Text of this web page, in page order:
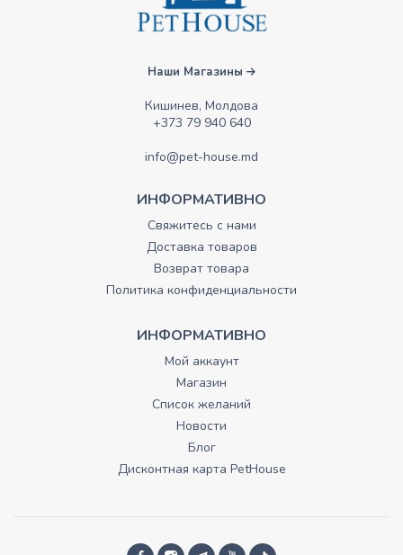
Наши Магазины
Кишинев, Молдова
+373 79 940 640
info@pet-house.md
ИНФОРМАТИВНО
Свяжитесь с нами
Доставка товаров
Возврат товара
Политика конфиденциальности
ИНФОРМАТИВНО
Мой аккаунт
Магазин
Список желаний
Новости
Блог
Дисконтная карта PetHouse